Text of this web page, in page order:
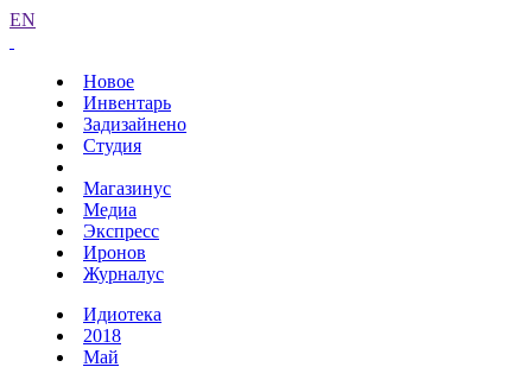
EN
Новое
Инвентарь
Задизайнено
Студия
Магазинус
Медиа
Экспресс
Иронов
Журналус
Идиотека
2018
Май